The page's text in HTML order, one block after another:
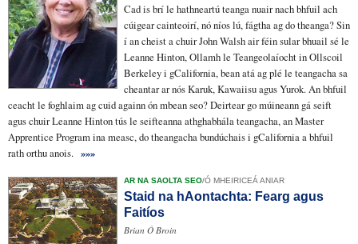
Cad is brí le hathneartúteanga nuair nach bhfuil ach
cúigear cainteoirí, nó níos lú, fágtha ag do theanga? Sin
í an cheist a chuir John Walsh air féin sular bhuail sé le
Leanne Hinton, Ollamh le Teangeolaíocht in Ollscoil
Berkeley i gCalifornia, bean atá ag plé le teangacha sa
cheantar ar nós Karuk, Kawaiisu agus Yurok. An bhfuil
ceacht le foghlaim ag cuid againn ón mbean seo? Deirtear gomúineann gá seift
agus chuir Leanne Hinton tús le seifteanna athghabhála teangacha, an Master
Apprentice Program ina measc, do theangacha bundúchaisi gCalifornia a bhfuil
rathorthu anois. »»»
AR NA SAOLTA SEO/Ó MHEIRICEÁ ANIAR
Staid na hAontachta: Fearg agus
Faitíos
Brian Ó Broin